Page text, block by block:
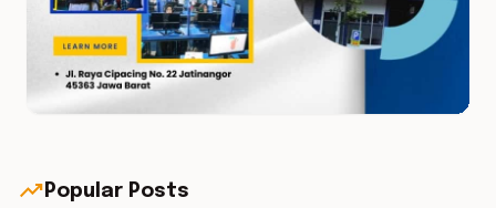
trending_up Popular Posts